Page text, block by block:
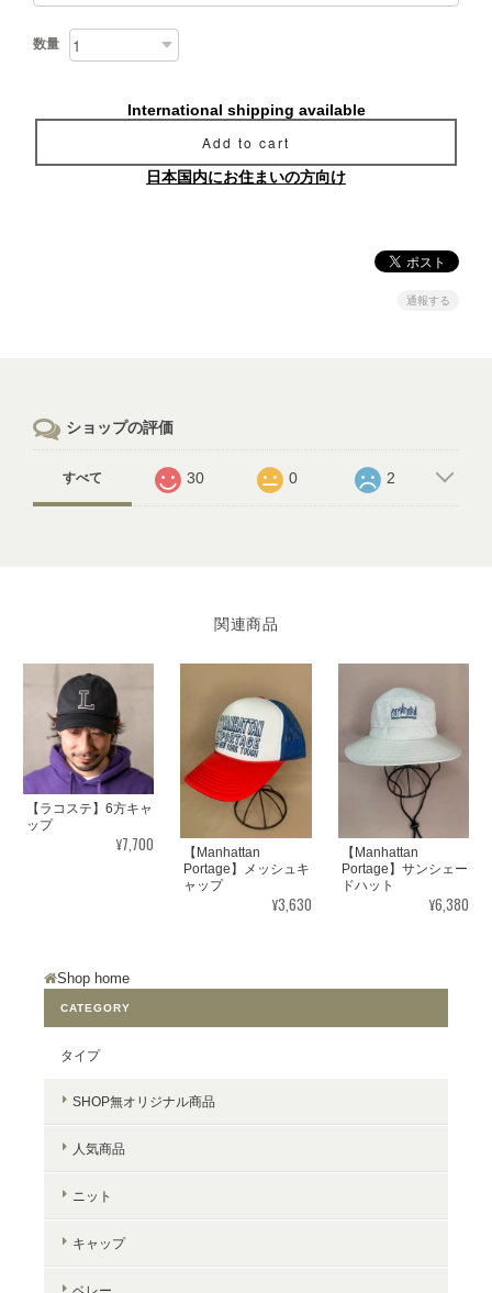
数量
International shipping available
Add to cart
日本国内にお住まいの方向け
通報する
ショップの評価
すべて 30 0 2
関連商品
【ラコステ】6方キャ
ップ
¥7,700
【Manhattan
Portage】メッシュキ
ャップ
¥3,630
【Manhattan
Portage】サンシェー
ドハット
¥6,380
Shop home
CATEGORY
タイプ
SHOP無オリジナル商品
人気商品
ニット
キャップ